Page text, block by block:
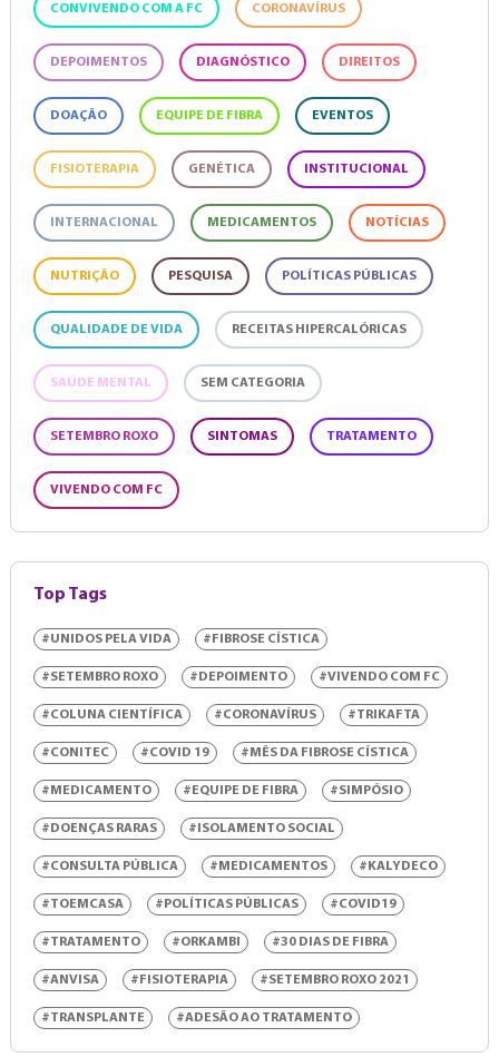
CONVIVENDO COM A FC CORONAVÍRUS
DEPOIMENTOS DIAGNÓSTICO DIREITOS
DOAÇÃO EQUIPE DE FIBRA EVENTOS
FISIOTERAPIA GENÉTICA INSTITUCIONAL
INTERNACIONAL MEDICAMENTOS NOTÍCIAS
NUTRIÇÃO PESQUISA POLÍTICAS PÚBLICAS
QUALIDADE DE VIDA RECEITAS HIPERCALÓRICAS
SAÚDE MENTAL SEM CATEGORIA
SETEMBRO ROXO SINTOMAS TRATAMENTO
VIVENDO COM FC
Top Tags
#UNIDOS PELA VIDA #FIBROSE CÍSTICA
#SETEMBRO ROXO #DEPOIMENTO #VIVENDO COM FC
#COLUNA CIENTÍFICA #CORONAVÍRUS #TRIKAFTA
#CONITEC #COVID 19 #MÊS DA FIBROSE CÍSTICA
#MEDICAMENTO #EQUIPE DE FIBRA #SIMPÓSIO
#DOENÇAS RARAS #ISOLAMENTO SOCIAL
#CONSULTA PÚBLICA #MEDICAMENTOS #KALYDECO
#TOEMCASA #POLÍTICAS PÚBLICAS #COVID19
#TRATAMENTO #ORKAMBI #30 DIAS DE FIBRA
#ANVISA #FISIOTERAPIA #SETEMBRO ROXO 2021
#TRANSPLANTE #ADESÃO AO TRATAMENTO